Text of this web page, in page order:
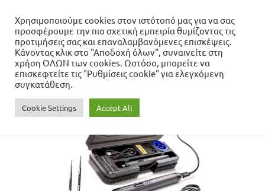
Αρχική σελίδα
Εργαλεία & Μηχανήματα
Εξοπλισμός Εργαστηρίου
Σταθμοί Κόλλησης - Κολλητήρια
Πλήρες Σετ Επαναφορτιζόμενο Κολλητήρι σε Κασετίνα
Χρησιμοποιούμε cookies στον ιστότοπό μας για να σας
προσφέρουμε την πιο σχετική εμπειρία θυμίζοντας τις
προτιμήσεις σας και επαναλαμβανόμενες επισκέψεις.
Κάνοντας κλικ στο "Αποδοχή όλων", συναινείτε στη
χρήση ΟΛΩΝ των cookies. Ωστόσο, μπορείτε να
επισκεφτείτε τις "Ρυθμίσεις cookie" για ελεγχόμενη
συγκατάθεση.
Cookie Settings Accept All